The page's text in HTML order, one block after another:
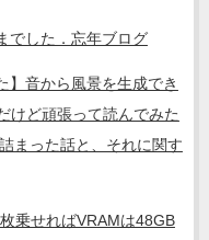
でした．忘年ブログ
】音から風景を生成でき
けど頑張って読んでみた
まった話と、それに関す
乗せればVRAMは48GB